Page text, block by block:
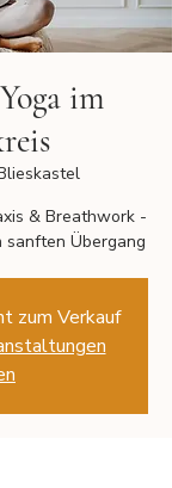
im
& Breathwork -
sanften Übergang
zum Verkauf